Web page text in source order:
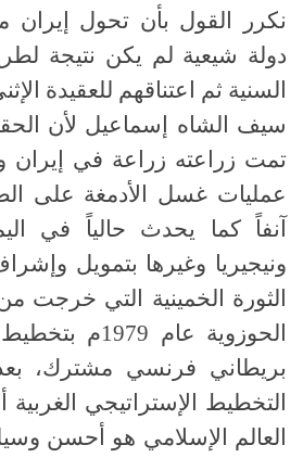
نكرر القول بأن تحول إيران
دولة شيعية لم يكن نتيجة
السنية ثم اعتناقهم للعقيدة
سيف الشاه إسماعيل لأن
تمت زراعته زراعة في إيران
عمليات غسل الأدمغة على
آنفاً كما يحدث حالياً في
ونيجيريا وغيرها بتمويل
الثورة الخمينية التي
الحوزوية عام
بريطاني فرنسي مشترك،
التخطيط الإستراتيجي
العالم الإسلامي هو أحسن